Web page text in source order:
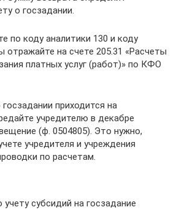
о госзадании.
по коду аналитики 130 и коду
отражайте на счете 205.31 «Расчеты
платных услуг (работ)» по КФО
приходится на
учредителю в декабре
(ф. 0504805). Это нужно,
учредителя и учреждения
по расчетам.
субсидий на госзадание